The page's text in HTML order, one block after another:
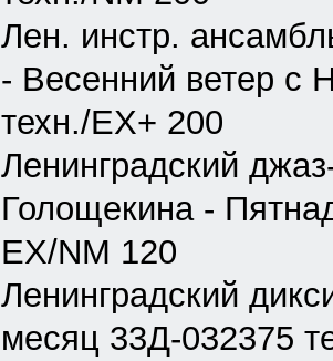
Лен. инстр.
- Весенний ветер с
техн./EX+ 200
Ленинградский
Голощекина -
EX/NM 120
Ленинградский
месяц 33Д-032375